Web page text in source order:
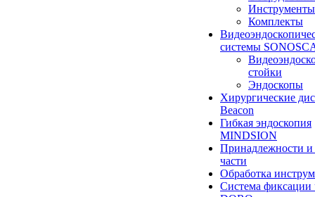
Инструменты
Комплекты
системы
стойки
Эндоскопы
Хирургические
Beacon
Гибкая эндоскопия
MINDSION
Принадлежности и
части
Обработка
Система фиксации